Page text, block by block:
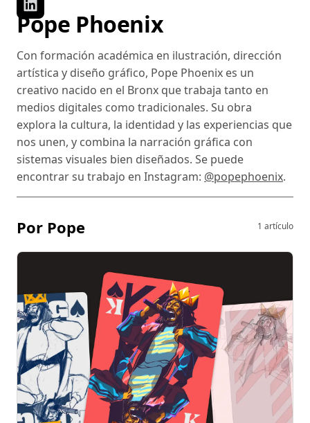
Pope Phoenix
Con formación académica en ilustración, dirección
artística y diseño gráfico, Pope Phoenix es un
creativo nacido en el Bronx que trabaja tanto en
medios digitales como tradicionales. Su obra
explora la cultura, la identidad y las experiencias que
nos unen, y combina la narración gráfica con
sistemas visuales bien diseñados. Se puede
encontrar su trabajo en Instagram: @popephoenix.
Por Pope 1 artículo